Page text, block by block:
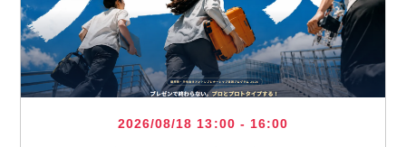
2026/08/18 13:00 - 16:00